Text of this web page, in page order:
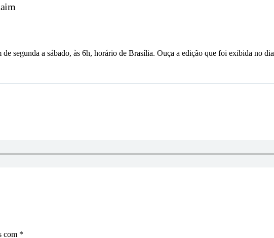
segunda a sábado, às 6h, horário de Brasília. Ouça a edição que foi exibida no dia
com *